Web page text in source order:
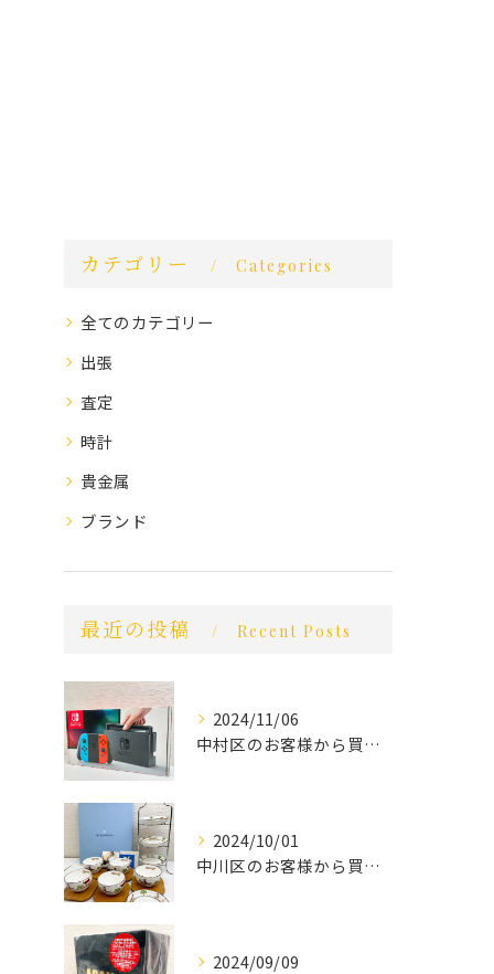
カテゴリー Categories
全てのカテゴリー
出張
査定
時計
貴金属
ブランド
最近の投稿 Recent Posts
2024/11/06
中村区のお客様から買取させていただきました。
2024/10/01
中川区のお客様から買取させていただきました。
2024/09/09